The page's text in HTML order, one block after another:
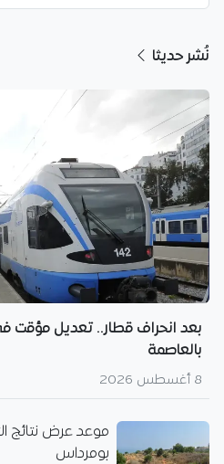
نُشر حديثا
بعد انحراف قطار.. تعديل مؤقت
بالعاصمة
8 أغسطس 2026
موعد عرض نتائج
بومرداس